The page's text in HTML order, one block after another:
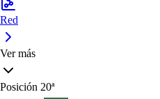
Red
Ver más
Posición 20ª